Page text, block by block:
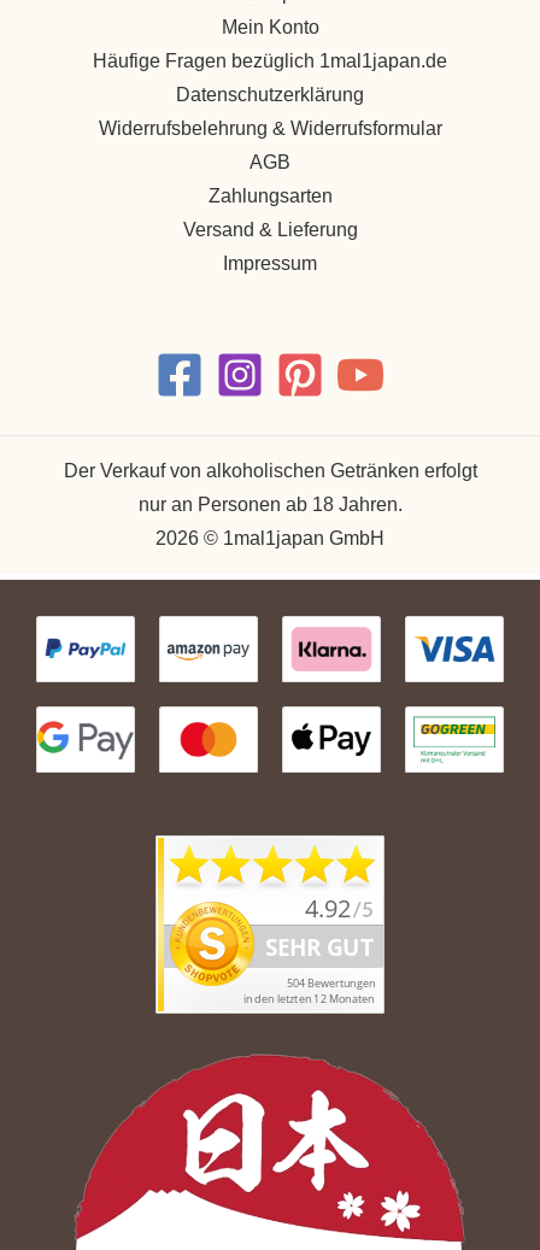
Mein Konto
Häufige Fragen bezüglich 1mal1japan.de
Datenschutzerklärung
Widerrufsbelehrung & Widerrufsformular
AGB
Zahlungsarten
Versand & Lieferung
Impressum
Der Verkauf von alkoholischen Getränken erfolgt
nur an Personen ab 18 Jahren.
2026 © 1mal1japan GmbH